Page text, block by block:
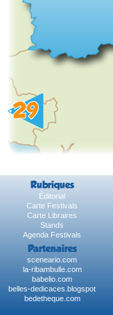
Rubriques
Éditorial
Carte Festivals
Carte Libraires
Stands
Agenda Festivals
Partenaires
sceneario.com
la-ribambulle.com
babelio.com
belles-dedicaces.blogspot
bedetheque.com